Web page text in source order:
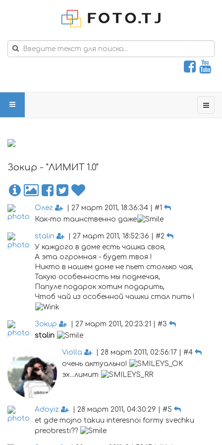
Зокир - "ЛИМИТ 1.0"
Олег
| 27 март 2011, 18:36:34 | #1
Как-то таинственно даже
stalin
| 27 март 2011, 18:52:36 | #2
У каждого в доме есть чашка своя,
А эта огромная - будет твоя !
Никто в нашем доме не пьет столько чая,
Такую особенность мы подмечая,
Папуле подарок хотим подарить,
Чтоб чай из особенной чашки стал пить !
Зокир
| 27 март 2011, 20:23:21 | #3
stalin
Violla
| 28 март 2011, 02:56:17 | #4
очень актуально!
эх...лимит
Adoyiz
| 28 март 2011, 04:30:29 | #5
et gde mojno takuu interesnoi formy svechku
preobresti??